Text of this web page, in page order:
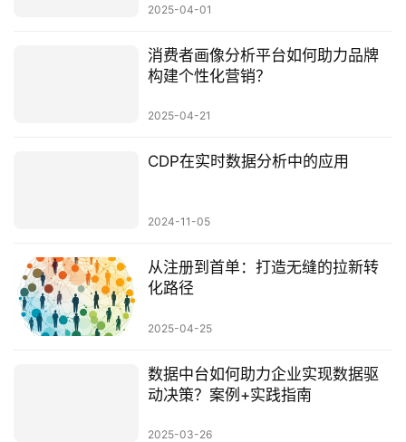
2025-04-01
消费者画像分析平台如何助力品牌
构建个性化营销？
2025-04-21
CDP在实时数据分析中的应用
2024-11-05
从注册到首单：打造无缝的拉新转
化路径
2025-04-25
数据中台如何助力企业实现数据驱
动决策？案例+实践指南
2025-03-26